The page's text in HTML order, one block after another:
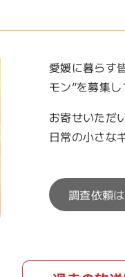
愛媛に暮らす
モン”を募集し
お寄せいただ
日常の小さな
調査依頼